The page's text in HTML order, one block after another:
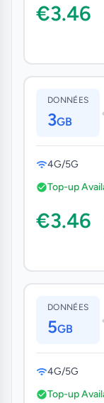
€3.46
DONNÉES
3GB
4G/5G
Top-up
€3.46
DONNÉES
5GB
4G/5G
Top-up